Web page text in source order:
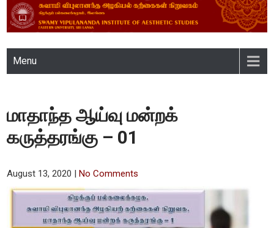
SWAMY VIPULANANDA
INSTITUTE OF AESTHETIC
STUDIES, EASTERN
UNIVERSITY, SRI LANKA
Menu
மாதாந்த ஆய்வு மன்றக்
கருத்தரங்கு – 01
August 13, 2020 |No Comments